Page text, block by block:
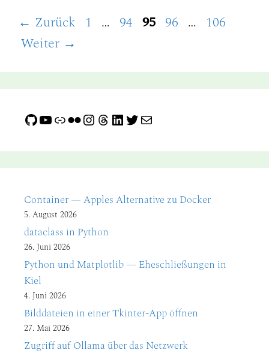
← Zurück Seite
1 … Seite
94 Seite
95 Seite
96 … Seite
106
Weiter →
GitHub
YouTube
LinkFlickr
Instagram
Threads
LinkedIn
Twitter
E-Mail
Container — Apples Alternative zu Docker
5. August 2026
dataclass in Python
26. Juni 2026
Python und Matplotlib — Eheschließungen in
Kiel
4. Juni 2026
Bilddateien in einer Tkinter-App öffnen
27. Mai 2026
Zugriff auf Ollama über das Netzwerk